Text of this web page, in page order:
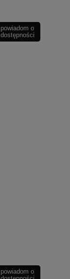
powiadom o
dostępności
powiadom o